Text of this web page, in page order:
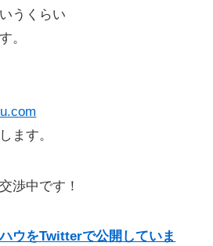
うくらい
。
ます。
渉中です！
ウをTwitterで公開していま